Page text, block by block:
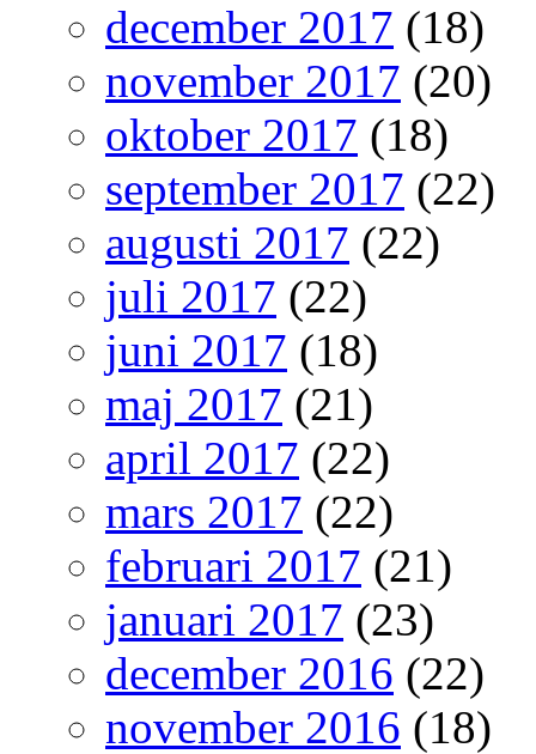
december 2017 (18)
november 2017 (20)
oktober 2017 (18)
september 2017 (22)
augusti 2017 (22)
juli 2017 (22)
juni 2017 (18)
maj 2017 (21)
april 2017 (22)
mars 2017 (22)
februari 2017 (21)
januari 2017 (23)
december 2016 (22)
november 2016 (18)